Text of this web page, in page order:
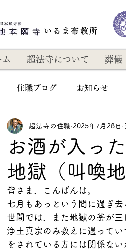
いるま布教所
ム 超法寺について 葬儀
住職ブログ お知らせ
お酒が入っ
地獄（叫喚地
超法寺の住職 2025年7月28日
皆さま、こんばんは。
七月もあっという間に過ぎ
世間では、また地獄の釜が
浄土真宗のみ教えに遇って
をされている方には関係ない